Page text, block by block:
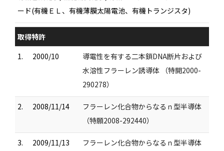
ード(有機ＥＬ、有機薄膜太陽電池、有機トランジスタ)
取得特許
1.
2000/10
導電性を有する二本鎖DNA断片および
水溶性フラーレン誘導体 （特開2000-
290278）
2. 2008/11/14
フラーレン化合物からなるｎ型半導体
（特願2008-292440）
3. 2009/11/13
フラーレン化合物からなるｎ型半導体